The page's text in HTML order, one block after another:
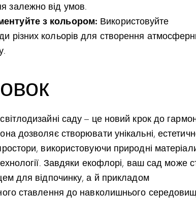
залежно від умов.
з кольором: Використовуйте
різних кольорів для створення
саду – це новий крок до
дозволяє створювати унікальні,
використовуючи природні
Завдяки екофлорі, ваш сад може
для відпочинку, а й прикладом
ставлення до навколишнього